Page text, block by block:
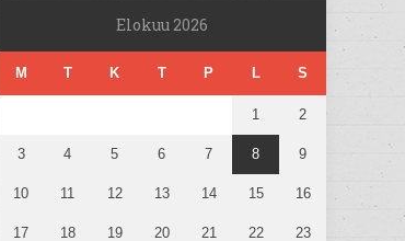
Elokuu 2026
M T K T P L S
1 2
3 4 5 6 7 8 9
10 11 12 13 14 15 16
17 18 19 20 21 22 23